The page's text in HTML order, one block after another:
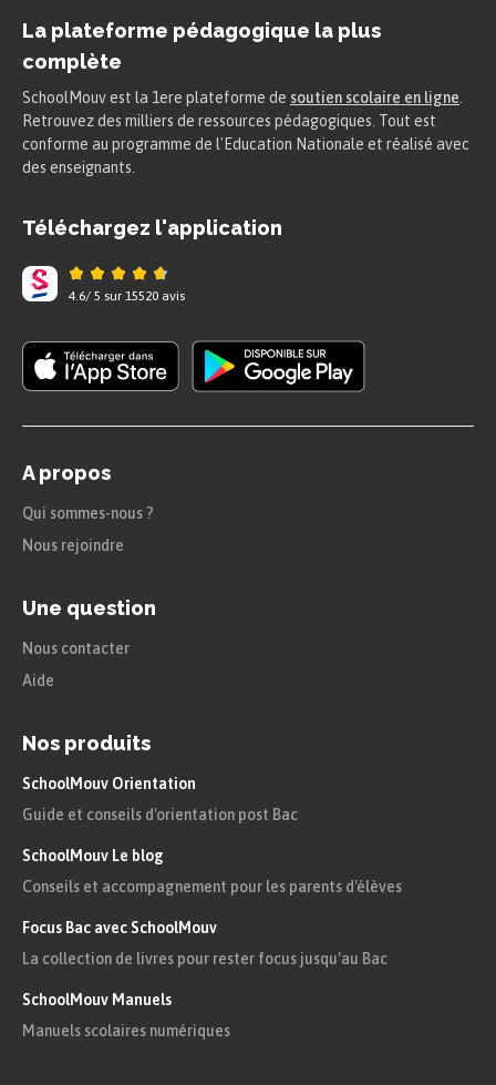
La plateforme pédagogique la plus
complète
SchoolMouv est la 1ere plateforme de soutien scolaire en ligne
Retrouvez des milliers de ressources pédagogiques. Tout est
conforme au programme de l'Education Nationale et réalisé avec
des enseignants.
Téléchargez l'application
4.6/ 5 sur 15520 avis
A propos
Qui sommes-nous ?
Nous rejoindre
Une question
Nous contacter
Aide
Nos produits
SchoolMouv Orientation
Guide et conseils d'orientation post Bac
SchoolMouv Le blog
Conseils et accompagnement pour les parents d'élèves
Focus Bac avec SchoolMouv
La collection de livres pour rester focus jusqu'au Bac
SchoolMouv Manuels
Manuels scolaires numériques